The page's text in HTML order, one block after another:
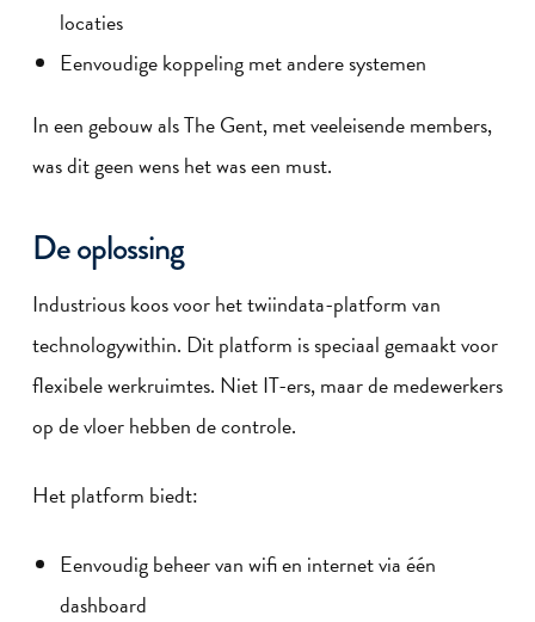
locaties
Eenvoudige koppeling met andere systemen
In een gebouw als The Gent, met veeleisende members,
was dit geen wens het was een must.
De oplossing
Industrious koos voor het twiindata-platform van
technologywithin. Dit platform is speciaal gemaakt voor
flexibele werkruimtes. Niet IT-ers, maar de medewerkers
op de vloer hebben de controle.
Het platform biedt:
Eenvoudig beheer van wifi en internet via één
dashboard